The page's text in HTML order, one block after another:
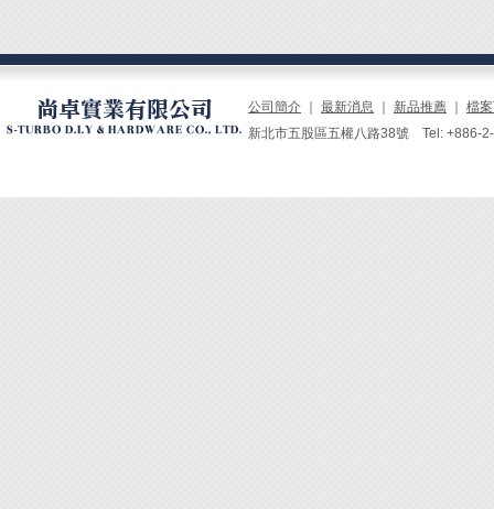
公司簡介 最新消息 新品推薦
檔
新北市五股區五權八路38號 Tel: